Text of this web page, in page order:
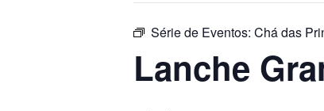
Série de Eventos: Chá das
Lanche